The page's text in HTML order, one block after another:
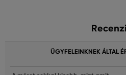
ÜGYFELEINKNEK ÁLTAL